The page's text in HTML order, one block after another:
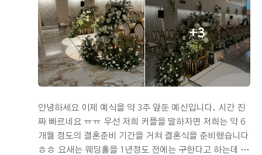
고요 또한 주류 및 음료 기계가 연회장 입구에 설치 되어 있
어서 하객입장에서는 동선이 불편할 꺼 같습니다 기본 생
수 정도는 홀 식탁에 올려놓으면 하는 생각이 들었습니다
이상 오펠리스 웨딩홀 계약 및 시식 후기 였습니다
랑은 우리 그래도 음식 종류별로 다먹어보자 하면서 시식
을 시작했는데요 결론은 무리였어요… 종류가 엄청 많아요
ㅎㅎ 그래서 너무 좋았지만요 지금부터는 제가 느꼈던 점
입니다. 장점 1. 다양한 음식 가짓수 먹을만한 음식 종류가
많아서 좋았어요 2. 개인적일 수 있지만 딱 맞는 간 (다만
전복죽만 조금 싱겁..) 3. 비건 콩고기 요리 4. 무제한 주류
커피. 차. 주스 종류 없음 (커피는 1층에 차는 vip룸에만 주
스는 없고 식혜랑 수정과 막걸리는 있었어요 ㅠㅠ) 2. 파인
애플없음 (개인적으로 육류먹고 어른들 제일 많이 찾는 음
식인데 없어서 아쉽) 3. 닭꼬치가 나왔는데 너무 차가웠어
+3
안녕하세요 이제 예식을 약 3주 앞둔 예신입니다. 시간 진
짜 빠르네요 ㅠㅠ 우선 저희 커플을 말하자면 저희는 약 6
개월 정도의 결혼준비 기간을 거쳐 결혼식을 준비했습니다
ㅎㅎ 요새는 웨딩홀을 1년정도 전에는 구한다고 하는데 저